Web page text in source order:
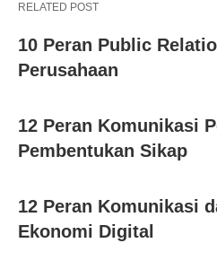
RELATED POST
10 Peran Public
Perusahaan
12 Peran Komunikasi
Pembentukan Sikap
12 Peran Komunikasi
Ekonomi Digital